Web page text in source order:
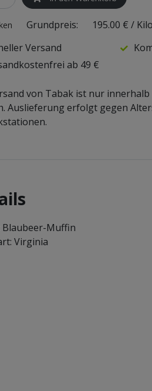
Grundpreis: 195.00 € /
Versand
ab 49 €
von Tabak ist nur innerhalb
Auslieferung erfolgt gegen
Blaubeer-Muffin
Virginia